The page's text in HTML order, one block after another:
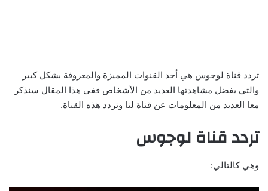
تردد قناة لوجوس هي أحد القنوات المميزة والمعروفة بشكل كبير
والتي يفضل مشاهدتها العديد من الأشخاص ففي هذا المقال سنذكر
معا العديد من المعلومات عن قناة لنا وتردد هذه القناة.
تردد قناة لوجوس
وهي كالتالي: